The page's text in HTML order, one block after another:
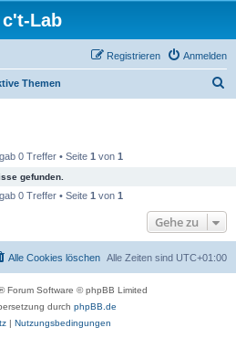
c't-Lab
Anmelden
Registrieren
Themen
0 Treffer • Seite 1 von 1
gefunden.
0 Treffer • Seite 1 von 1
Gehe zu
Alle Zeiten sind UTC+01:00
Alle Cookies löschen
Forum Software © phpBB Limited
durch phpBB.de
| Nutzungsbedingungen